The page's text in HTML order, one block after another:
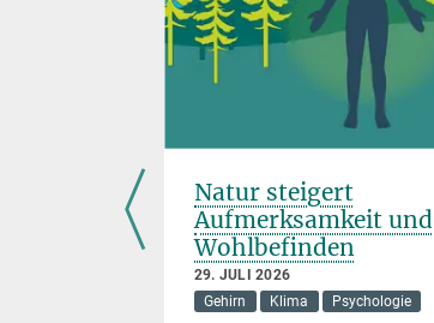
Natur steigert
Aufmerksamkeit und
Wohlbefinden
29. JULI 2026
Gehirn
Klima Psychologie